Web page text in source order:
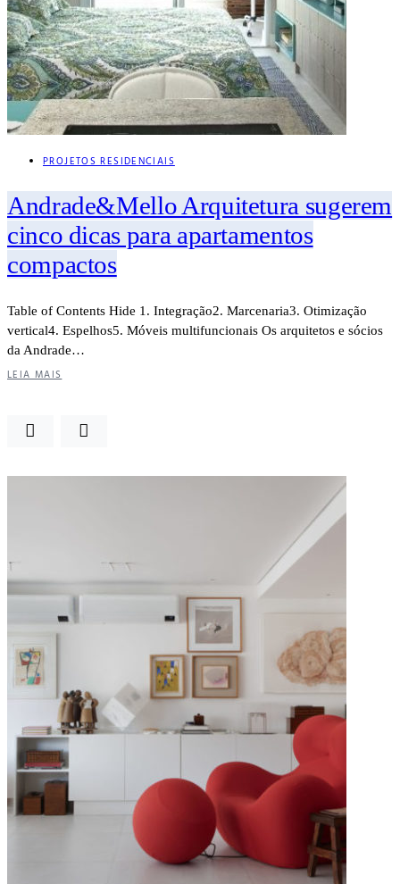
PROJETOS RESIDENCIAIS
Andrade&Mello Arquitetura sugerem
cinco dicas para apartamentos
compactos
Table of Contents Hide 1. Integração2. Marcenaria3. Otimização
vertical4. Espelhos5. Móveis multifuncionais Os arquitetos e sócios
da Andrade…
LEIA MAIS